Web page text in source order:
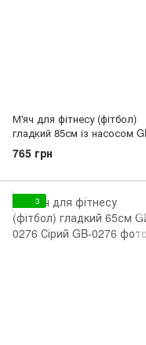
М'яч для фітнесу (фітбол)
гладкий 85см із насосом
1574 Сірий
765 грн
3